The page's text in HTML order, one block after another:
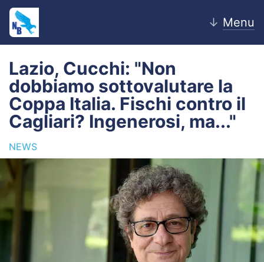
↓ Menu
Home
News
Editoriale
Settore Giovanile
Calciomercato
Lazio, Cucchi: "Non
dobbiamo sottovalutare la
Coppa Italia. Fischi contro il
Cagliari? Ingenerosi, ma..."
NEWS